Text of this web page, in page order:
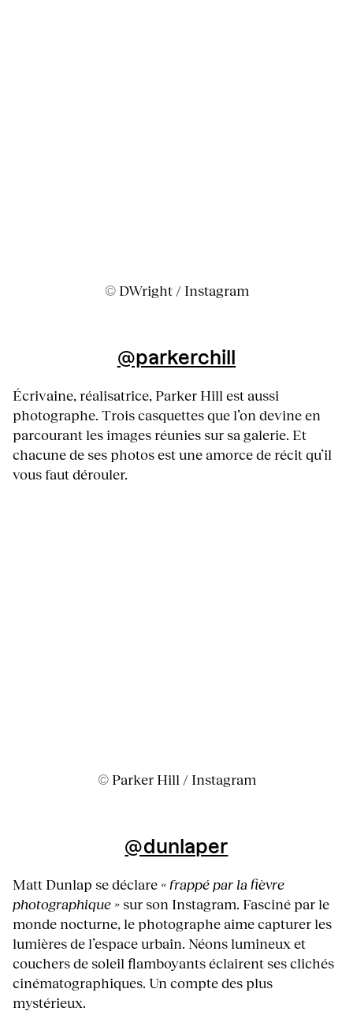
© DWright / Instagram
@parkerchill
Écrivaine, réalisatrice, Parker Hill est aussi
photographe. Trois casquettes que l’on devine en
parcourant les images réunies sur sa galerie. Et
chacune de ses photos est une amorce de récit qu’il
vous faut dérouler.
© Parker Hill / Instagram
@dunlaper
Matt Dunlap se déclare « frappé par la fièvre
photographique » sur son Instagram. Fasciné par le
monde nocturne, le photographe aime capturer les
lumières de l’espace urbain. Néons lumineux et
couchers de soleil flamboyants éclairent ses clichés
cinématographiques. Un compte des plus
mystérieux.